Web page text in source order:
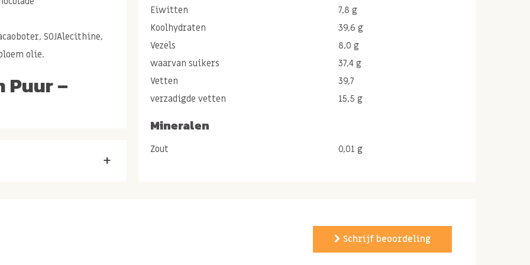
SOJAlecithine,
olie.
Puur –
onze
naar voren in
Iedere hap biedt
Eiwitten
7,8 g
Koolhydraten
39,6 g
Vezels
8,0 g
waarvan suikers
37,4 g
Vetten
39,7
verzadigde vetten
15,5 g
Mineralen
Zout 0,01 g
+
Schrijf beoordeling